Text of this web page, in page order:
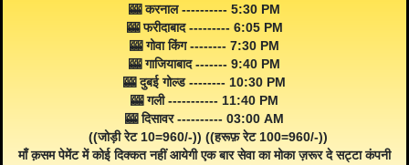
🎰 करनाल ---------- 5:30 PM
🎰 फरीदाबाद --------- 6:05 PM
🎰 गोवा किंग -------- 7:30 PM
🎰 गाजियाबाद ------- 9:40 PM
🎰 दुबई गोल्ड -------- 10:30 PM
🎰 गली ----------- 11:40 PM
🎰 दिसावर ---------- 03:00 AM
((जोड़ी रेट 10=960/-)) ((हरूफ़ रेट 100=960/-))
माँ क़सम पेमेंट में कोई दिक्कत नहीं आयेगी एक बार सेवा का मोका ज़रूर दे सट्टा कंपनी